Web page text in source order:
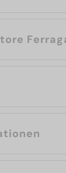
Salvatore